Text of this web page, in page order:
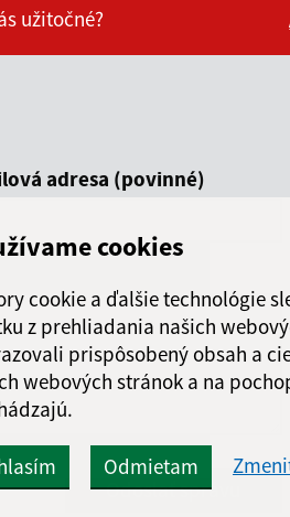
cookies
cookie a ďalšie technológie
z prehliadania našich
prispôsobený obsah a
webových stránok a na
Odmietam
užitočné?
adresa (povinné)
Google reCaptcha Response
Odoslať správu